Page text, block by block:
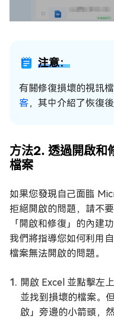
注意：
有關修復損壞的視訊檔
客，其中介紹了恢復
方法2. 透過開啟和
檔案
如果您發現自己面臨
拒絕開啟的問題，請不
「開啟和修復」的內建
我們將指導您如何利用
檔案無法開啟的問題。
開啟 Excel 並點擊左
並找到損壞的檔案。
啟」旁邊的小箭頭，